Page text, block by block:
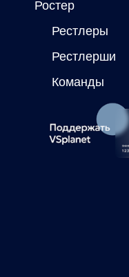
Ростер
Рестлеры
Рестлерши
Команды